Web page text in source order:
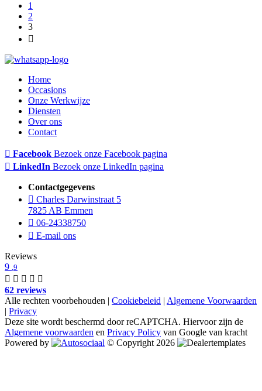
1
2
3
Home
Occasions
Onze Werkwijze
Diensten
Over ons
Contact
Facebook Bezoek onze Facebook pagina
LinkedIn Bezoek onze LinkedIn pagina
Contactgegevens
Charles Darwinstraat 5
7825 AB Emmen
06-24338750
E-mail ons
Reviews
9 ,9
62 reviews
Alle rechten voorbehouden | Cookiebeleid | Algemene Voorwaarden
| Privacy
Deze site wordt beschermd door reCAPTCHA. Hiervoor zijn de
Algemene voorwaarden en Privacy Policy van Google van kracht
Powered by
© Copyright 2026